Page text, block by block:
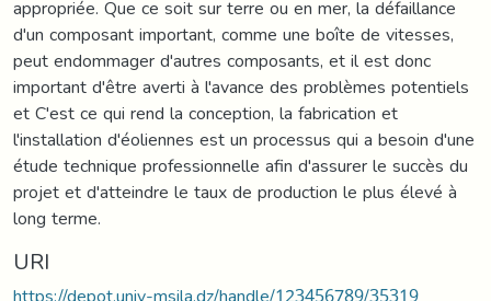
appropriée. Que ce soit sur terre ou en mer, la défaillance
d'un composant important, comme une boîte de vitesses,
peut endommager d'autres composants, et il est donc
important d'être averti à l'avance des problèmes potentiels
et C'est ce qui rend la conception, la fabrication et
l'installation d'éoliennes est un processus qui a besoin d'une
étude technique professionnelle afin d'assurer le succès du
projet et d'atteindre le taux de production le plus élevé à
long terme.
URI